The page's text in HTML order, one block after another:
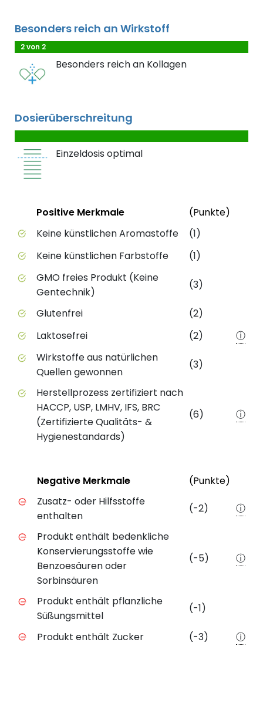
Besonders reich an Wirkstoff
2 von 2
Besonders reich an Kollagen
Dosierüberschreitung
Einzeldosis optimal
Positive Merkmale des Produkts mit
StatusPositive Merkmale (Punkte)
Keine künstlichen Aromastoffe
(1)
Keine künstlichen Farbstoffe
(1)
GMO freies Produkt (Keine
Gentechnik)
(3)
Glutenfrei
(2)
Laktosefrei
(2)
ⓘ
Wirkstoffe aus natürlichen
Quellen gewonnen
(3)
Herstellprozess zertifiziert nach
HACCP, USP, LMHV, IFS, BRC
(Zertifizierte Qualitäts- &
Hygienestandards)
(6) ⓘ
Negative Merkmale des Produkts mit Punkteabzug
StatusNegative Merkmale (Punkte)
Zusatz- oder Hilfsstoffe
enthalten
(-2) ⓘ
Produkt enthält bedenkliche
Konservierungsstoffe wie
Benzoesäuren oder
Sorbinsäuren
(-5) ⓘ
Produkt enthält pflanzliche
Süßungsmittel
(-1)
Produkt enthält Zucker (-3) ⓘ